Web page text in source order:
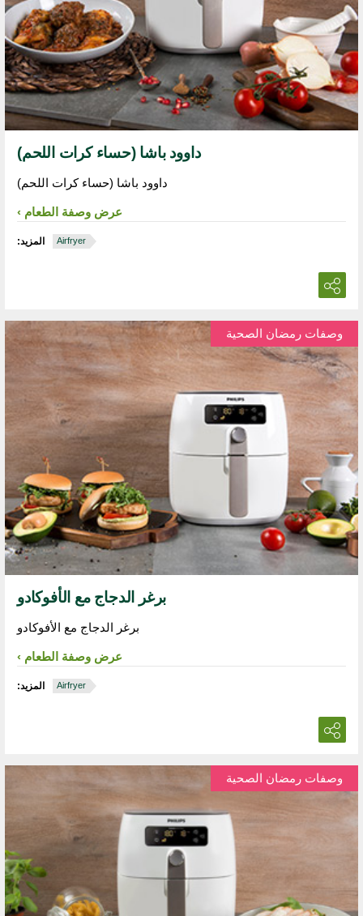
داوود باشا (حساء كرات اللحم)
داوود باشا (حساء كرات اللحم)
عرض وصفة الطعام
المزيد: Airfryer
وصفات رمضان الصحية
برغر الدجاج مع الأفوكادو
برغر الدجاج مع الأفوكادو
عرض وصفة الطعام
المزيد: Airfryer
وصفات رمضان الصحية